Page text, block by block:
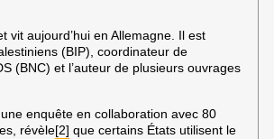
vit aujourd’hui en Allemagne. Il est
(BIP), coordinateur de
(BNC) et l’auteur de plusieurs ouvrages
enquête en collaboration avec 80
révèle[2] que certains États utilisent le